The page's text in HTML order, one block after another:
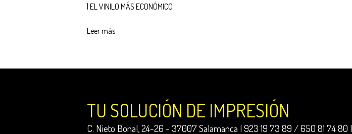
| EL VINILO MÁS ECONÓMICO
Leer más
TU SOLUCIÓN DE IMPRESIÓN
C. Nieto Bonal, 24-26 - 37007 Salamanca | 923 19 73 89 / 650 81 74 80 |